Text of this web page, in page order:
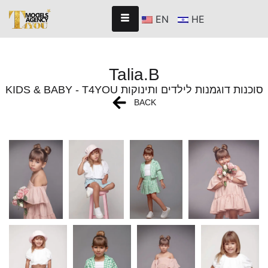
EN HE
Talia.B
KIDS & BABY - T4YOU סוכנות דוגמנות לילדים ותינוקות
BACK